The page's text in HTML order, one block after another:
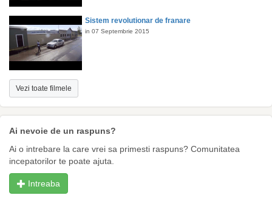
Sistem revolutionar de franare
in 07 Septembrie 2015
Vezi toate filmele
Ai nevoie de un raspuns?
Ai o intrebare la care vrei sa primesti raspuns? Comunitatea
incepatorilor te poate ajuta.
Intreaba